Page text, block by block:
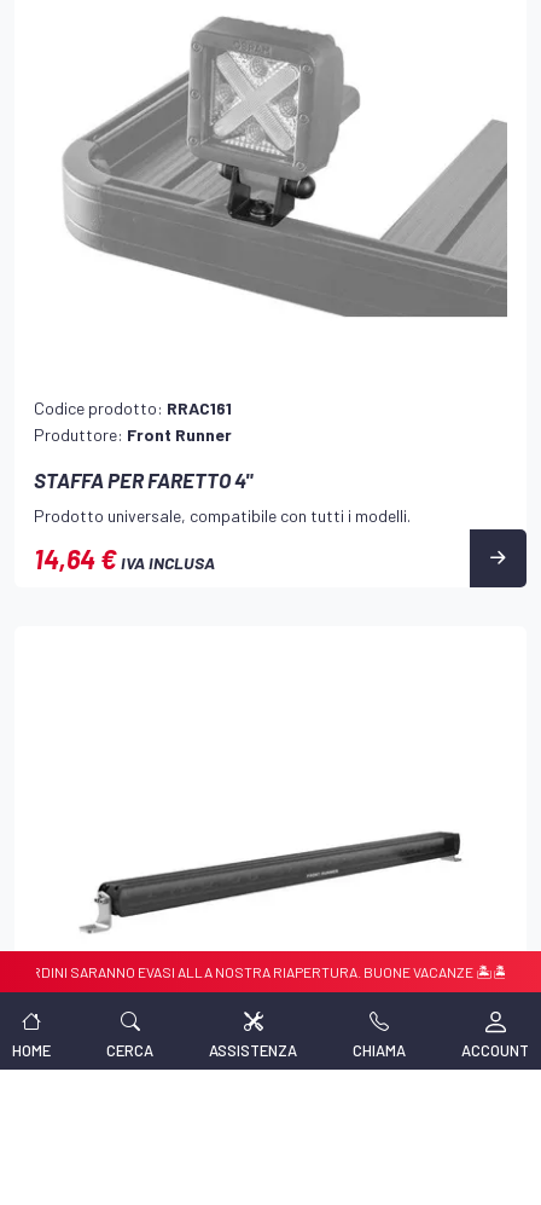
Codice prodotto: RRAC161
Produttore: Front Runner
STAFFA PER FARETTO 4"
Prodotto universale, compatibile con tutti i modelli.
14,64 €IVA INCLUSA
HOME CERCA ASSISTENZA CHIAMA ACCOUNT
EVASI ALLA NOSTRA RIAPERTURA. BUONE VACANZE 🏝️🏝️